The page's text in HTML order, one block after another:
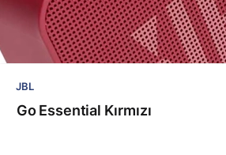
JBL
Go Essential Kırmızı